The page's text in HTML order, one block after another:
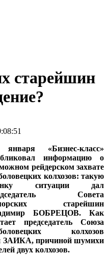
старейшин
«Бизнес-класс»
информацию о
рейдерском захвате
колхозов: такую
ситуации дал
Совета
старейшин
БОБРЕЦОВ. Как
председатель Союза
колхозов
ЗАИКА, причиной шумихи
двух колхозов.